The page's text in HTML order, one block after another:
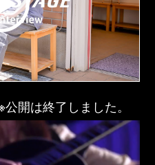
開は終了しました。